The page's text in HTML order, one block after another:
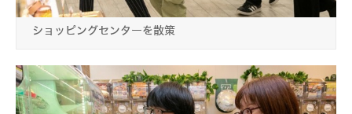
ショッピングセンターを散策